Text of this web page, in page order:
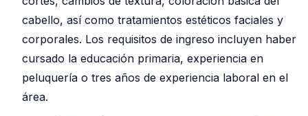
cabello, así como tratamientos estéticos faciales y
corporales. Los requisitos de ingreso incluyen haber
cursado la educación primaria, experiencia en
peluquería o tres años de experiencia laboral en el
área.